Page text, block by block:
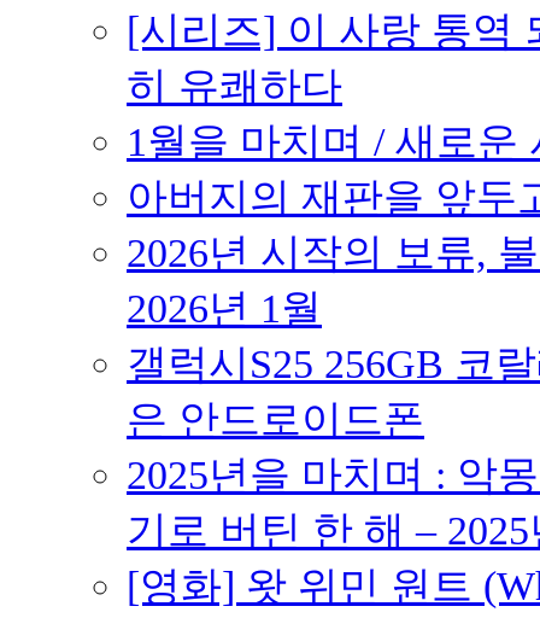
[시리즈] 이 사랑 통역
히 유쾌하다
1월을 마치며 / 새로운
아버지의 재판을 앞두
2026년 시작의 보류,
2026년 1월
갤럭시S25 256GB 코
은 안드로이드폰
2025년을 마치며 : 악
기로 버틴 한 해 –
[영화] 왓 위민 원트